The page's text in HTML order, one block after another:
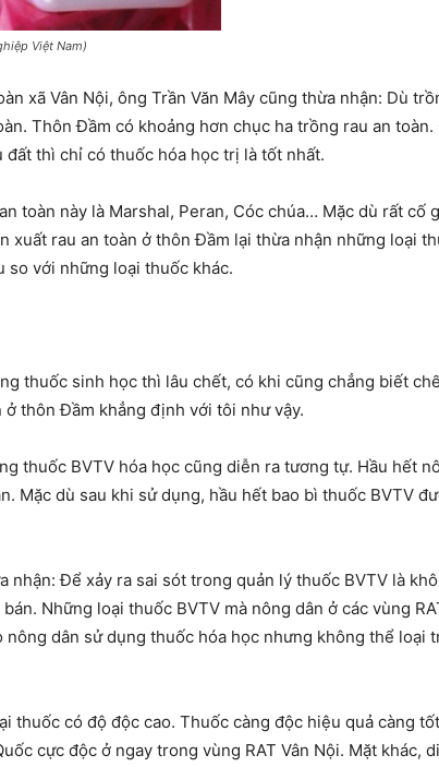
Việt Nam)
xã Vân Nội, ông Trần Văn Mây cũng thừa nhận: Dù
Thôn Đầm có khoảng hơn chục ha trồng rau an toàn.
thì chỉ có thuốc hóa học trị là tốt nhất.
toàn này là Marshal, Peran, Cóc chúa… Mặc dù rất cố
rau an toàn ở thôn Đầm lại thừa nhận những loại
so với những loại thuốc khác.
thuốc sinh học thì lâu chết, có khi cũng chẳng biết
thôn Đầm khẳng định với tôi như vậy.
thuốc BVTV hóa học cũng diễn ra tương tự. Hầu hết
Mặc dù sau khi sử dụng, hầu hết bao bì thuốc BVTV
nhận: Để xảy ra sai sót trong quản lý thuốc BVTV là
Những loại thuốc BVTV mà nông dân ở các vùng
dân sử dụng thuốc hóa học nhưng không thể loại
thuốc có độ độc cao. Thuốc càng độc hiệu quả càng
cực độc ở ngay trong vùng RAT Vân Nội. Mặt khác,